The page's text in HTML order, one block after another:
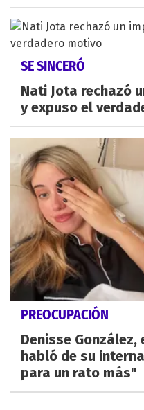
SE SINCERÓ
Nati Jota rechazó
y expuso el
PREOCUPACIÓN
Denisse González,
habló de su
para un rato más"